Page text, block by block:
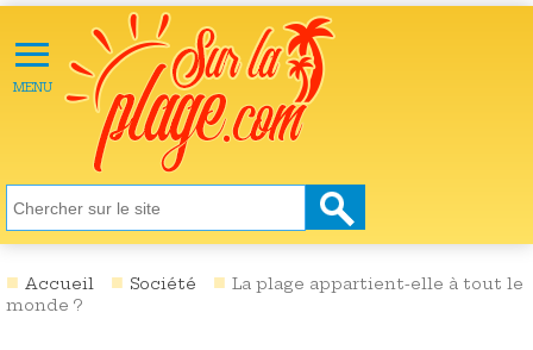
≡
MENU
ACTU
LOISIRS
NATURE
SANTÉ
SOCIÉTÉ
Accueil Société
La plage appartient-elle à tout le
monde ?